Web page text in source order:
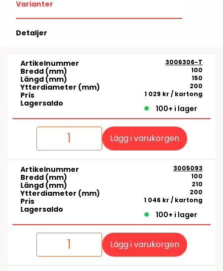
Varianter
Detaljer
Artikelnummer 3006306-T
Bredd (mm) 100
Längd (mm) 150
Ytterdiameter (mm) 200
Pris 1 029 kr / kartong
Lagersaldo
100+ i lager
Lägg i varukorgen
Artikelnummer 3005093
Bredd (mm) 100
Längd (mm) 210
Ytterdiameter (mm) 200
Pris 1 046 kr / kartong
Lagersaldo
100+ i lager
Lägg i varukorgen